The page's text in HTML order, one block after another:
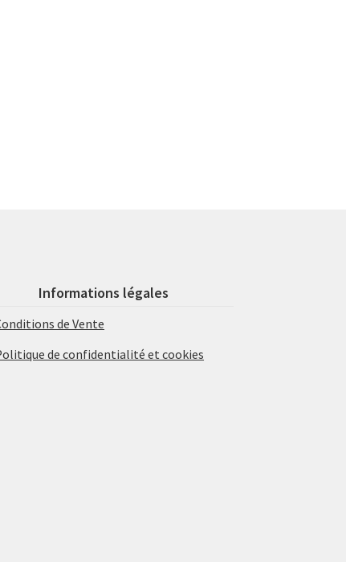
Informations légales
de Vente
de confidentialité et cookies